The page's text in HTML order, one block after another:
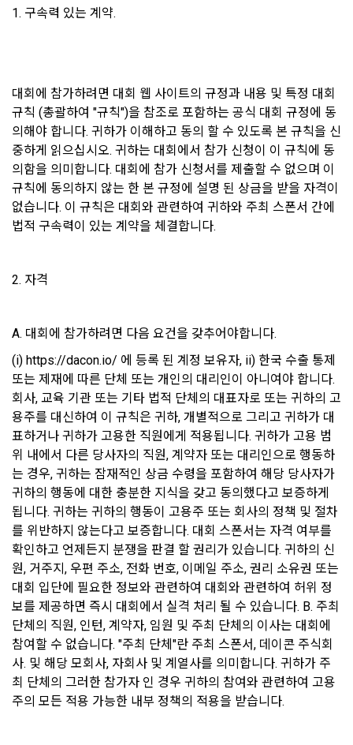
메일 인증 필요
[데이콘] 회원가입 인증메일
용 의뢰 서비스 등을 이용하기 위해 “회사”와 일정 계약을 한 개
선정하는 제반 행위를 말한다.
7. “대회"라 함은 “기업회원”이 인력을 채용하거나 또는 솔루션
을 크라우드소싱하기 위하여 “회사"에 의뢰하는 경연대회 또는
해커톤, AI해커톤, AI경진대회 등을 말한다.
8. “교육”이라 함은 “회사”가  제공하는 교육컨텐츠를 포함한 온
라인/오프라인 교육서비스를 말한다.
9. "아이디"라 함은 회원의 식별과 회원의 서비스 이용을 위하여
"회원"이 가입 시 사용한 이메일 주소를 말한다.
이디를 부여받은 자와 동일인임을 확인하고 "회원"의 권익을 보
한다.
제 3 조 (효력의 발생 및 변경)
본 약관은 온라인을 통하여 “회원”에게 공시함으로써 효력을 발
생한다.
1. "회사"는 이 약관의 내용과 상호, 영업소 소재지, 대표자의 성
명, 사업자등록번호, 연락처 등을 "회원"이 알 수 있도록 초기 화
면에 게시하거나 기타의 방법으로 "회원"에게 공지해야 한다.
2. "회사"는 약관의규제등에관한법률, 전기통신기본법, 전기통
신사업법, 정보통신망이용촉진등에관한법률, 전자상거래 등에
서의 소비자보호에 관한 법률, 전자문서 및 전자거래기본법, 전
자금융거래법, 전자서명법, 소비자기본법, 개인정보보호법 등
관련법을 위배하지 않는 범위에서 이 약관을 개정할 수 있다.
3. "회사"는 "서비스"에 대해 별도의 이용약관 또는 정책(이하
“별도약관”)을 둘 수 있으며, 그 내용이 이 약관과 충돌하는 경우
“별도약관”이 우선하여 적용된다.
4. “회사”의 영업상 중요한 사유 또는 관계 법령에 의한 변경사
유가 있을 때, 약관을 변경할 수 있으며, 약관을 개정할 경우에는
적용일자 및 개정사유를 명시하여 현행 약관과 함께 “회사” 홈페
이지의 공지게시판에 그 적용일자 7일 이전부터 적용일자 전일
그 무엇보다도, 개인정보와 관련하여 데이콘과 이용자 간의 권
2. 개인정보의 수집 및 이용목적
데이콘 주식회사(이하 “회사”)는 다음 목적을 위하여 개인정보
를 수집하고 있으며, 다음 목적 이외의 용도로는 수집한 개인정
보를 이용하지 않습니다.
1) 회원관리
회원제 서비스 이용에 따른 본인확인, 본인의 의사확인, 고객문
본인인증, 채용정보 매칭 및 컨텐츠 제공을 위한 개인식별, 회원
간의 상호 연락, 구매 및 요금 결제, 물품 및 증빙발송, 부정 이용
방지와 비인가 사용방지
3) 서비스 개발 및 마케팅ㆍ광고 활용
맞춤 서비스 제공, 서비스 안내 및 이용권유, 서비스 개선 및 신
규 서비스 개발을 위한 통계 및 접속빈도 파악, 통계학적 특성에
따른 광고, 이벤트 정보 및 참여기회 제공
4) 고용 및 취업동향 파악을 위한 통계학적 분석, 서비스 고도화
를 위한 데이터 분석
3. 수집하는 개인정보 항목 및 수집방법
가. 수집하는 개인정보의 항목
1) 회원가입 시 수집하는 항목
필수 항목 : 아이디, 비밀번호, 이름, 닉네임, 이메일
선택 항목 : 휴대폰번호, 생년월일, 국가, 직업
의(선택)’에서 철회를 요청할 수 있습니다.
2021.05.25
1. 구속력 있는 계약.
대회에 참가하려면 대회 웹 사이트의 규정과 내용 및 특정 대회
규칙 (총괄하여 "규칙")을 참조로 포함하는 공식 대회 규정에 동
의해야 합니다. 귀하가 이해하고 동의 할 수 있도록 본 규칙을 신
중하게 읽으십시오. 귀하는 대회에서 참가 신청이 이 규칙에 동
의함을 의미합니다. 대회에 참가 신청서를 제출할 수 없으며 이
규칙에 동의하지 않는 한 본 규정에 설명 된 상금을 받을 자격이
없습니다. 이 규칙은 대회와 관련하여 귀하와 주최 스폰서 간에
법적 구속력이 있는 계약을 체결합니다.
2. 자격
A. 대회에 참가하려면 다음 요건을 갖추어야합니다.
(i) https://dacon.io/ 에 등록 된 계정 보유자, ii) 한국 수출 통제
또는 제재에 따른 단체 또는 개인의 대리인이 아니여야 합니다.
회사, 교육 기관 또는 기타 법적 단체의 대표자로 또는 귀하의 고
용주를 대신하여 이 규칙은 귀하, 개별적으로 그리고 귀하가 대
표하거나 귀하가 고용한 직원에게 적용됩니다. 귀하가 고용 범
위 내에서 다른 당사자의 직원, 계약자 또는 대리인으로 행동하
는 경우, 귀하는 잠재적인 상금 수령을 포함하여 해당 당사자가
귀하의 행동에 대한 충분한 지식을 갖고 동의했다고 보증하게
됩니다. 귀하는 귀하의 행동이 고용주 또는 회사의 정책 및 절차
를 위반하지 않는다고 보증합니다. 대회 스폰서는 자격 여부를
확인하고 언제든지 분쟁을 판결 할 권리가 있습니다. 귀하의 신
원, 거주지, 우편 주소, 전화 번호, 이메일 주소, 권리 소유권 또는
대회 입단에 필요한 정보와 관련하여 대회와 관련하여 허위 정
보를 제공하면 즉시 대회에서 실격 처리 될 수 있습니다. B. 주최
단체의 직원, 인턴, 계약자, 임원 및 주최 단체의 이사는 대회에
참여할 수 없습니다. "주최 단체"란 주최 스폰서, 데이콘 주식회
사. 및 해당 모회사, 자회사 및 계열사를 의미합니다. 귀하가 주
최 단체의 그러한 참가자 인 경우 귀하의 참여와 관련하여 고용
주의 모든 적용 가능한 내부 정책의 적용을 받습니다.